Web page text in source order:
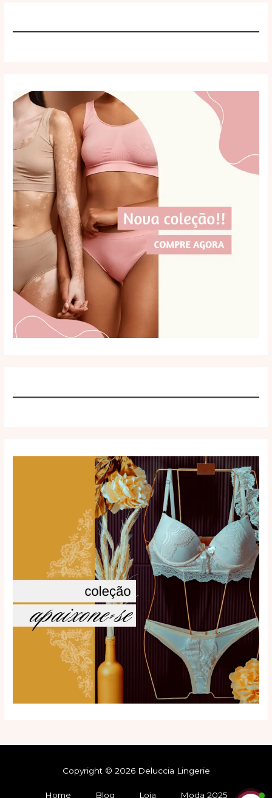
Copyright © 2026 Deluccia Lingerie
Home Blog Loja Moda 2025